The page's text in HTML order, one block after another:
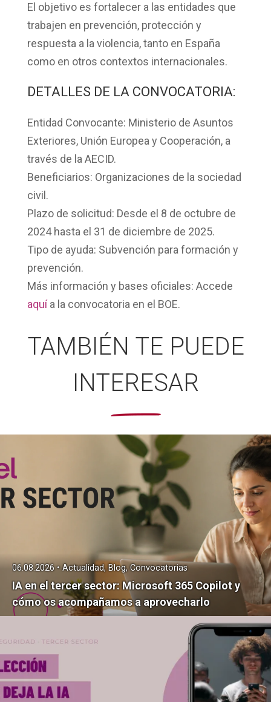
El objetivo es fortalecer a las entidades que
trabajen en prevención, protección y
respuesta a la violencia, tanto en España
como en otros contextos internacionales.
DETALLES DE LA CONVOCATORIA:
Entidad Convocante: Ministerio de Asuntos
Exteriores, Unión Europea y Cooperación, a
través de la AECID.
Beneficiarios: Organizaciones de la sociedad
civil.
Plazo de solicitud: Desde el 8 de octubre de
2024 hasta el 31 de diciembre de 2025.
Tipo de ayuda: Subvención para formación y
prevención.
Más información y bases oficiales: Accede
aquía la convocatoria en el BOE.
TAMBIÉN TE PUEDE
INTERESAR
IA en el tercer sector: Microsoft 365 Copilot y
cómo os acompañamos a aprovecharlo
06.08.2026 • Actualidad, Blog, Convocatorias